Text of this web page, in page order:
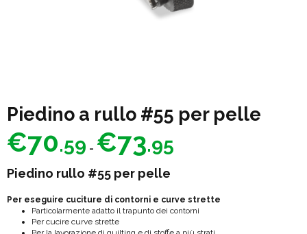
Piedino a rullo #55 per pelle
€70.59 - €73.95
Fascia
€70.59
Piedino rullo #55 per pelle
Per eseguire cuciture di contorni e curve strette
Particolarmente adatto il trapunto dei contorni
Per cucire curve strette